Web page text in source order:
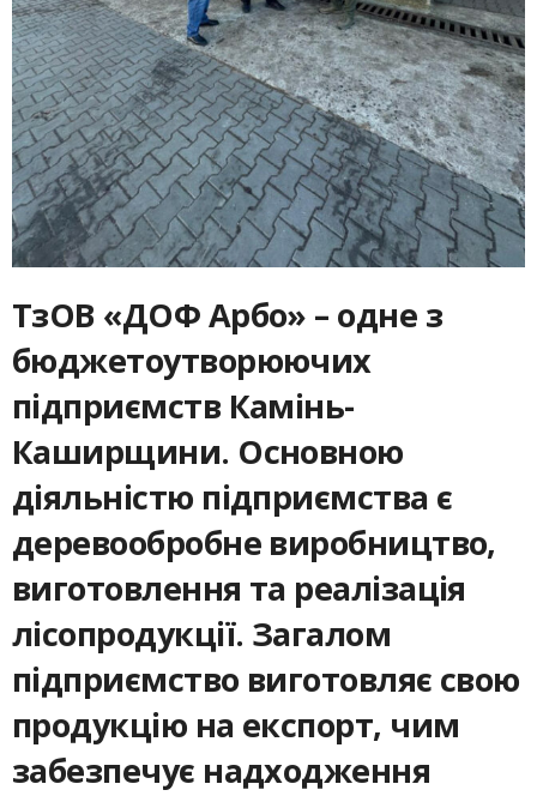
ТзОВ «ДОФ Арбо» – одне з
бюджетоутворюючих
підприємств Камінь-
Каширщини. Основною
діяльністю підприємства є
деревообробне виробництво,
виготовлення та реалізація
лісопродукції. Загалом
підприємство виготовляє свою
продукцію на експорт, чим
забезпечує надходження